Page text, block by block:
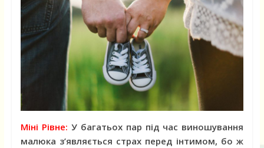
Міні Рівне: У багатьох пар під час виношування
малюка з’являється страх перед інтимом, бо ж